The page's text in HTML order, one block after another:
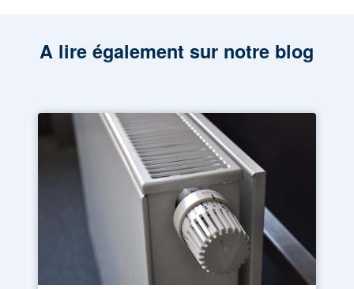
A lire également sur notre blog